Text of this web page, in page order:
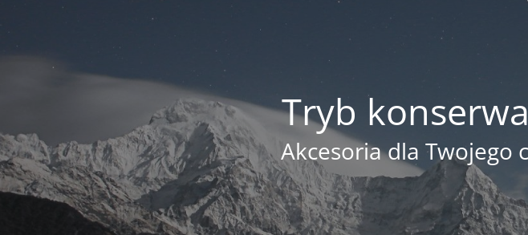
Tryb
Akcesoria dla Twojego